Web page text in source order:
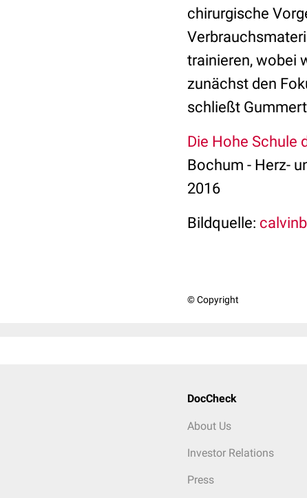
chirurgische
trainieren, wobei
zunächst den
schließt
Die Hohe Schule
Bochum - Herz-
2016
Bildquelle:
© Copyright
DocCheck
About Us
Investor Relations
Press